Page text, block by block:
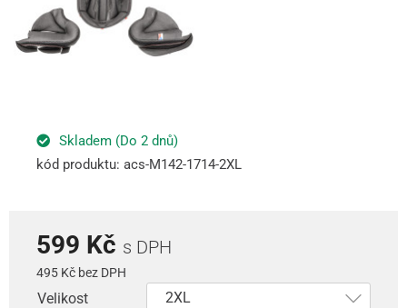
Skladem (Do 2 dnů)
kód produktu: acs-M142-1714-2XL
599 Kč s DPH
495 Kč bez DPH
Velikost